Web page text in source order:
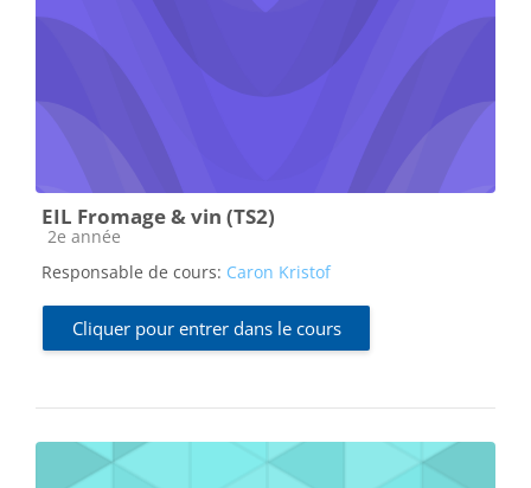
EIL Fromage & vin (TS2)
Catégorie de cours
2e année
Responsable de cours: Caron Kristof
Cliquer pour entrer dans le cours